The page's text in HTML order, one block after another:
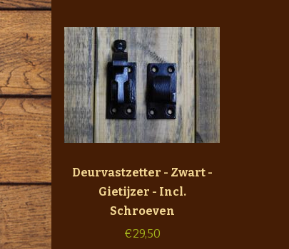
Deurvastzetter - Zwart -
Gietijzer - Incl.
Schroeven
€29,50